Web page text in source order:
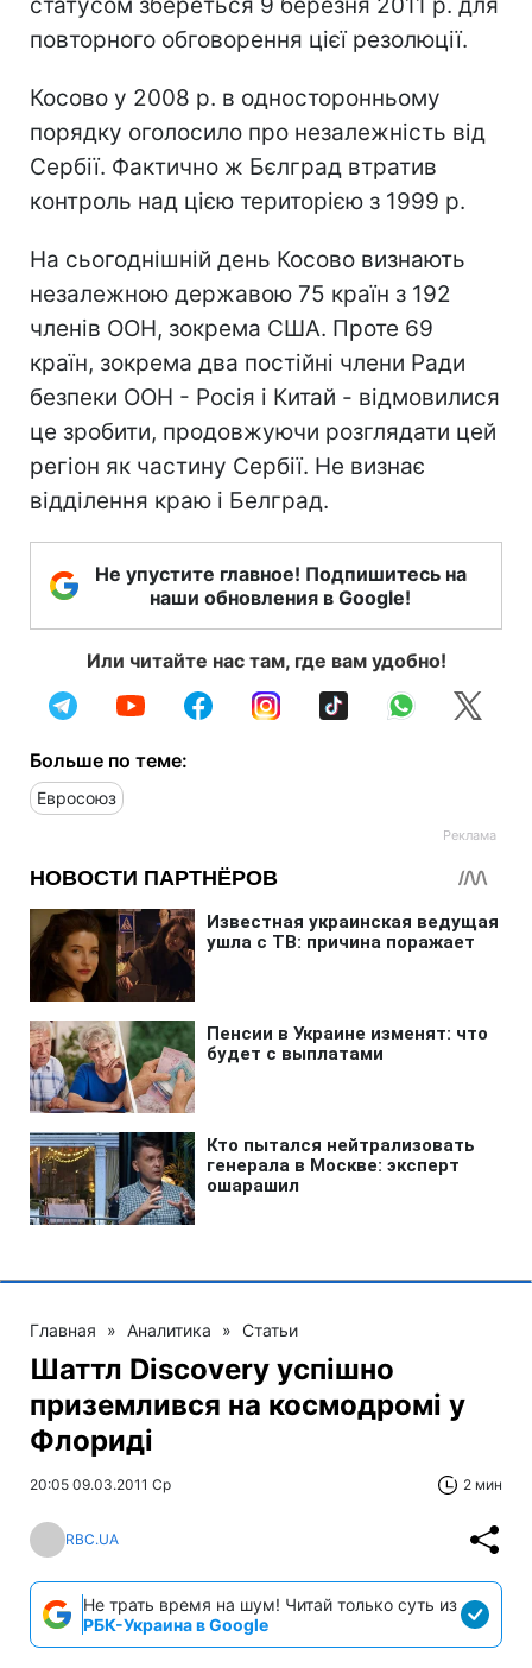
повторного обговорення цієї резолюції.
Косово у 2008 р. в односторонньому
порядку оголосило про незалежність від
Сербії. Фактично ж Бєлград втратив
контроль над цією територією з 1999 р.
На сьогоднішній день Косово визнають
незалежною державою 75 країн з 192
членів ООН, зокрема США. Проте 69
країн, зокрема два постійні члени Ради
безпеки ООН - Росія і Китай - відмовилися
це зробити, продовжуючи розглядати цей
регіон як частину Сербії. Не визнає
відділення краю і Белград.
Не упустите главное! Подпишитесь на
наши обновления в Google!
Или читайте нас там, где вам удобно!
Больше по теме:
Евросоюз
Главная » Аналитика » Статьи
Шаттл Discovery успішно
приземлився на космодромі у
Флориді
20:05 09.03.2011 Ср 2 мин
RBC.UA
Не трать время на шум! Читай только суть из
РБК-Украина в Google